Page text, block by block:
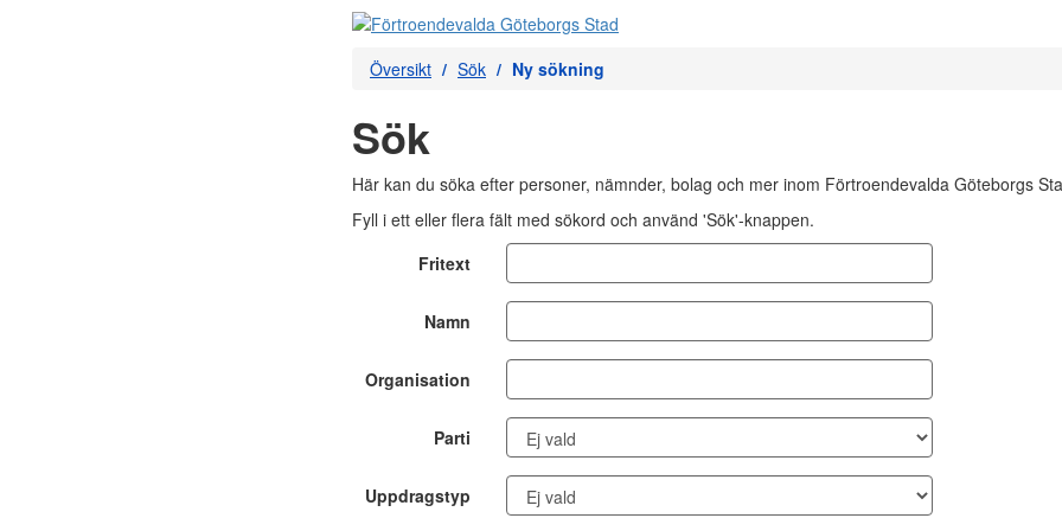
Översikt Sök Ny sökning
Sök
Här kan du söka efter personer, nämnder, bolag och mer inom Förtroendevalda Göteborgs
Fyll i ett eller flera fält med sökord och använd 'Sök'-knappen.
Fritext
Namn
Organisation
Parti
Uppdragstyp